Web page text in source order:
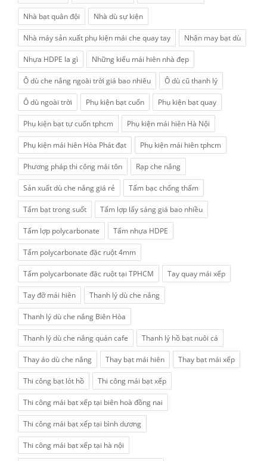
Nhà bạt quân đội Nhà dù sự kiện
Nhà máy sản xuất phụ kiện mái che quay tay Nhận may bạt dù
Nhựa HDPE la gì Những kiểu mái hiên nhà đẹp
Ô dù che nắng ngoài trời giá bao nhiêu Ô dù cũ thanh lý
Ô dù ngoài trời Phụ kiện bạt cuốn Phụ kiện bạt quay
Phụ kiện bạt tự cuốn tphcm Phụ kiện mái hiên Hà Nội
Phụ kiện mái hiên Hòa Phát đạt Phụ kiện mái hiên tphcm
Phương pháp thi công mái tôn Rạp che nắng
Sản xuất dù che nắng giá rẻ Tấm bạc chống thấm
Tấm bạt trong suốt Tấm lợp lấy sáng giá bao nhiều
Tấm lợp polycarbonate Tấm nhựa HDPE
Tấm polycarbonate đặc ruột 4mm
Tấm polycarbonate đặc ruột tại TPHCM Tay quay mái xếp
Tay đỡ mái hiên Thanh lý dù che nắng
Thanh lý dù che nắng Biên Hòa
Thanh lý dù che nắng quán cafe Thanh lý hồ bạt nuôi cá
Thay áo dù che nắng Thay bạt mái hiên Thay bạt mái xếp
Thi công bạt lót hồ Thi công mái bạt xếp
Thi công mái bạt xếp tại biên hoà đồng nai
Thi công mái bạt xếp tại bình dương
Thi công mái bạt xếp tại hà nội